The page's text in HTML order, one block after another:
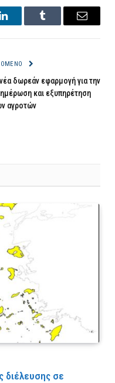
LinkedInTumblr Email
δωρεάν εφαρμογή για την
και εξυπηρέτηση
αγροτών
διέλευσης σε